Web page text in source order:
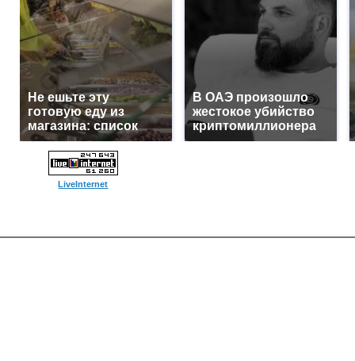
Не ешьте эту
готовую еду из
магазина: список
В ОАЭ произошло
жестокое убийство
криптомиллионера
LiveInternet